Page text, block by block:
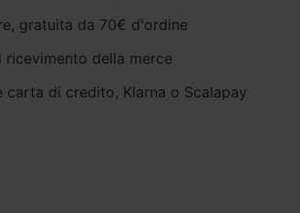
gratuita da 70€ d'ordine
ricevimento della merce
carta di credito, Klarna o Scalapay